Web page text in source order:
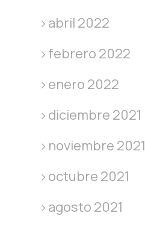
abril 2022
febrero 2022
enero 2022
diciembre 2021
noviembre 2021
octubre 2021
agosto 2021